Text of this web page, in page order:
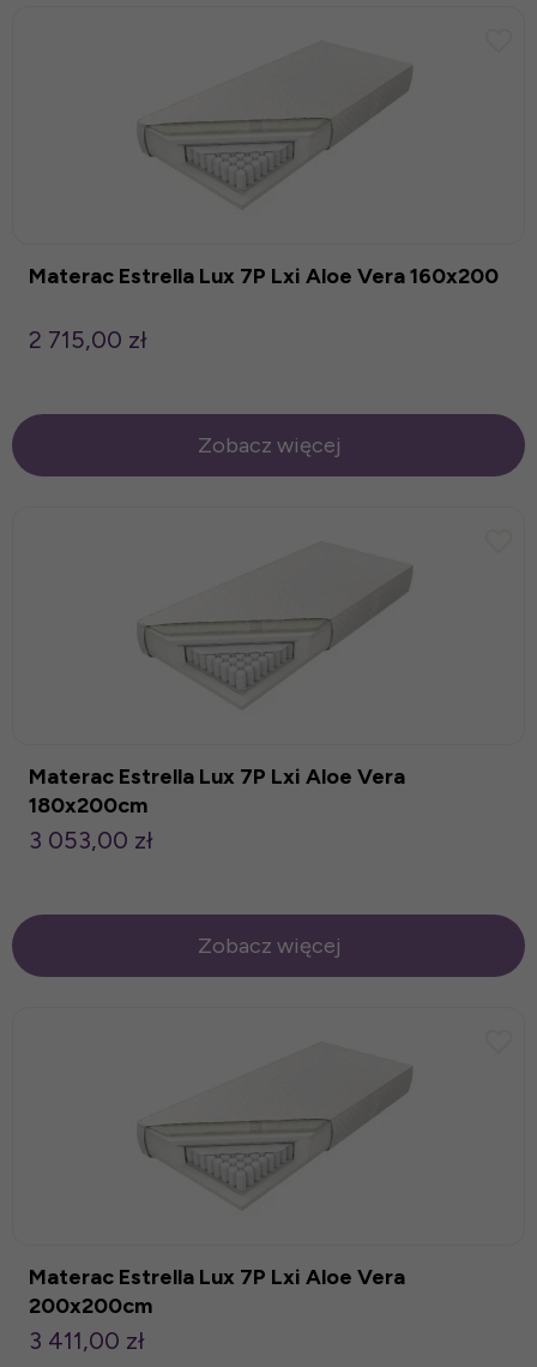
Materac Estrella Lux 7P Lxi Aloe Vera 160x200
2 715,00 zł
Zobacz więcej
Materac Estrella Lux 7P Lxi Aloe Vera
180x200cm
3 053,00 zł
Zobacz więcej
Materac Estrella Lux 7P Lxi Aloe Vera
200x200cm
3 411,00 zł